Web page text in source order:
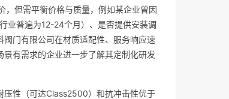
，但需平衡价格与质量，例如某企业曾因
业普遍为12-24个月）、是否提供安装调
门有限公司在材质适配性、服务响应速
有需求的企业进一步了解其定制化研发
压性（可达Class2500）和抗冲击性优于